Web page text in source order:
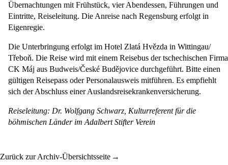
Übernachtungen mit Frühstück, vier Abendessen, Führungen und
Eintritte, Reiseleitung. Die Anreise nach Regensburg erfolgt in
Eigenregie.
Die Unterbringung erfolgt im Hotel Zlatá Hvězda in Wittingau/
Třeboň. Die Reise wird mit einem Reisebus der tschechischen Firma
CK Máj aus Budweis/České Budějovice durchgeführt. Bitte einen
gültigen Reisepass oder Personalausweis mitführen. Es empfiehlt
sich der Abschluss einer Auslandsreisekrankenversicherung.
Reiseleitung: Dr. Wolfgang Schwarz , Kulturreferent für die
böhmischen Länder im Adalbert Stifter Verein
Zurück zur Archiv-Übersichtsseite